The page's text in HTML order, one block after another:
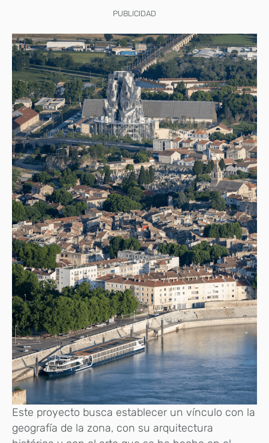
PUBLICIDAD
Este proyecto busca establecer un vínculo con la
geografía de la zona, con su arquitectura